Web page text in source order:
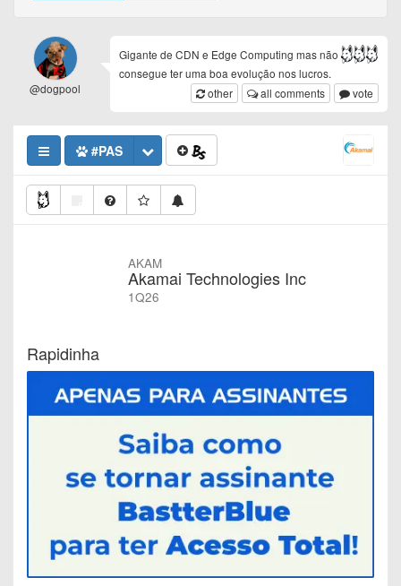
@dogpool
Gigante de CDN e Edge Computing mas não
consegue ter uma boa evolução nos lucros.
other
all comments vote
#PAS
AKAM
Akamai Technologies Inc
1Q26
Rapidinha